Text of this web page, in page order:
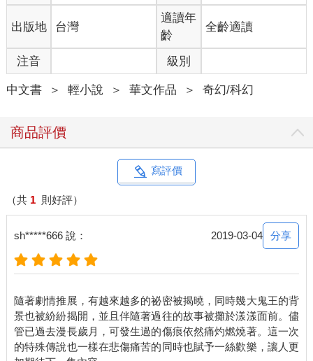
「哇啊啊啊啊啊啊啊——！」
肩膀由後被拍了下之際，我的尖叫聲同時爆出，接著整個人彈跳
起來，踩著水直接往前跑了好幾步，不知為何，我就跟電影上那
些被鬼追的人一樣，做了找死般的動作——回頭。
黑暗漸漸褪去濃重色彩，周圍明亮了起來。
帥臉正對著我。
如果不是因為我是妖師一族，我感覺這個陰影應該會把我一巴掌
好像剛剛完全沒發生被我尖叫聲驚嚇到的事，陰影冷漠又鎮定地
收回手，用如同目空一切，包括連我都快被目空的態度對著我
看。「閉上嘴巴，原地坐下來數到十。」
不知道為什麼，我真的就乖乖坐下來，在水面上也沒沉下去，很
乖地默數到十；整個人冷靜許多後，這才發現自己的身體好像變
得有些輕鬆，而且多了一點說不出的……力量感？
與之前不太一樣，是真的感覺自己變得很有力，抬起手都覺得手
聚集在我身邊；有種說不出的舒服感覺，連帶地我好像也隱隱約
約看得出來眼前的男人是個比我更有「力量」的存在，就像一團
高密度壓縮能量。
如果說先前看見的是深不見底，現在再看，雖然依然是深不見
出版地 台灣
適讀年
齡
全齡適讀
注音 級別
中文書 ＞ 輕小說 ＞ 華文作品 ＞ 奇幻/科幻
商品評價
寫評價
（共 1 則好評）
sh*****666 說： 2019-03-04 分享
隨著劇情推展，有越來越多的祕密被揭曉，同時幾大鬼王的背
景也被紛紛揭開，並且伴隨著過往的故事被攤於漾漾面前。儘
管已過去漫長歲月，可發生過的傷痕依然痛灼燃燒著。這一次
的特殊傳說也一樣在悲傷痛苦的同時也賦予一絲歡樂，讓人更